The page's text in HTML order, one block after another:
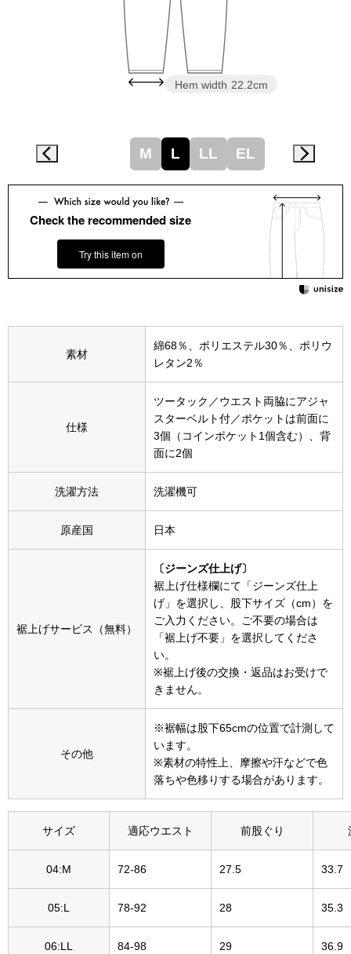
ク
セイコー〉マウリッツハイス美術館公認フェ
ルメールオマージュウオッチ
ネックレス
ブレスレット
その他
ネクタイ
マフラー／ス
靴下
その他
和装
その他
Hem width 22.2cm
M L LL EL
Check the recommended size
Try this item on
素材
綿68％、ポリエステル30％、ポリウ
レタン2％
仕様
ツータック／ウエスト両脇にアジャ
スターベルト付／ポケットは前面に
3個（コインポケット1個含む）、背
面に2個
洗濯方法 洗濯機可
原産国 日本
裾上げサービス（無料）
〔ジーンズ仕上げ〕
裾上げ仕様欄にて「ジーンズ仕上
げ」を選択し、股下サイズ（cm）を
ご入力ください。ご不要の場合は
「裾上げ不要」を選択してくださ
い。
※裾上げ後の交換・返品はお受けで
きません。
その他
※裾幅は股下65cmの位置で計測して
います。
※素材の特性上、摩擦や汗などで色
落ちや色移りする場合があります。
サイズ 適応ウエスト 前股ぐり
04:M 72-86 27.5 33.7
05:L 78-92 28 35.3
06:LL 84-98 29 36.9